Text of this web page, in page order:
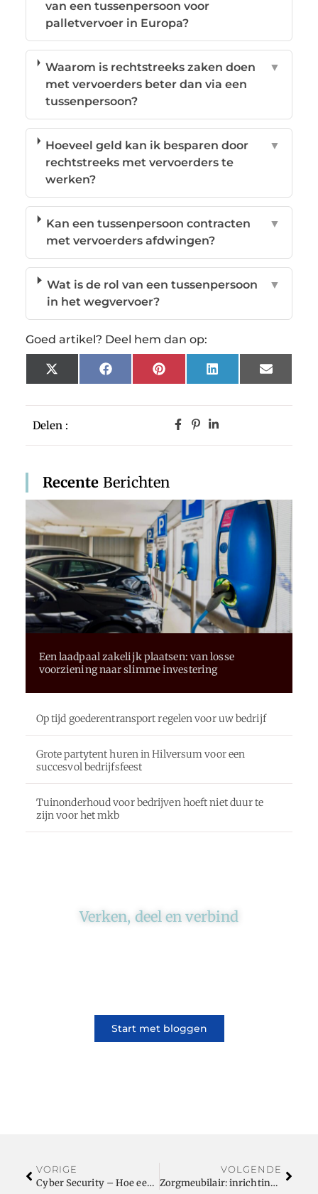
Delen :
Recente Berichten
Een laadpaal zakelijk plaatsen: van losse
voorziening naar slimme investering
Op tijd goederentransport regelen voor uw bedrijf
Grote partytent huren in Hilversum voor een
succesvol bedrijfsfeest
Tuinonderhoud voor bedrijven hoeft niet duur te
zijn voor het mkb
Verken, deel en verbind
Start met bloggen
van een tussenpersoon voor
palletvervoer in Europa?
Waarom is rechtstreeks zaken doen
met vervoerders beter dan via een
tussenpersoon?
▼
Hoeveel geld kan ik besparen door
rechtstreeks met vervoerders te
werken?
▼
Kan een tussenpersoon contracten
met vervoerders afdwingen?
▼
Wat is de rol van een tussenpersoon
in het wegvervoer?
▼
Goed artikel? Deel hem dan op:
X
(Twitter)
FacebookPinterestLinkedInEmail
VORIGE
Cyber Security – Hoe een Security Officer en Security Audit bedrijven beschermen
VOLGENDE
Zorgmeubilair: inrichting van huiskamers in verpleeghuizen voor mensen met dementie